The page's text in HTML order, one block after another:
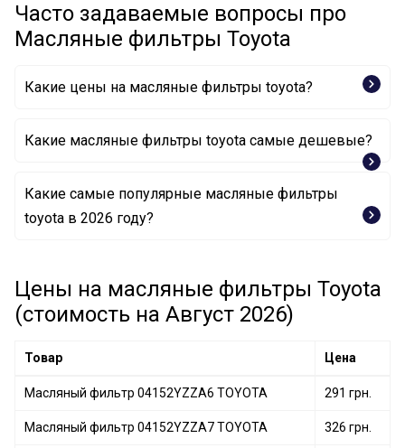
Часто задаваемые вопросы про
Масляные фильтры Toyota
Какие цены на масляные фильтры toyota?
Какие масляные фильтры toyota самые дешевые?
Масляный фильтр 04152-YZZA3 TOYOTA
Масляный фильтр 04152-YZZA5 TOYOTA
Какие самые популярные масляные фильтры
toyota в 2026 году?
Масляный фильтр 04152YZZA6 TOYOTA
Масляный фильтр 04152-YZZA3 TOYOTA
Масляный фильтр 04152YZZA4 TOYOTA
Цены на масляные фильтры Toyota
(стоимость на Август 2026)
Товар Цена
Масляный фильтр 04152YZZA6 TOYOTA 291 грн.
Масляный фильтр 04152YZZA7 TOYOTA 326 грн.